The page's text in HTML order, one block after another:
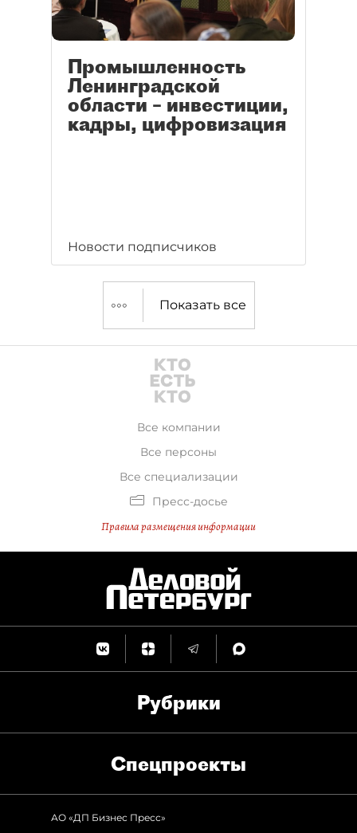
Промышленность
Ленинградской
области – инвестиции,
кадры, цифровизация
Новости подписчиков
Показать все
Все компании
Все персоны
Все специализации
Пресс-досье
Правила размещения информации
Рубрики
Спец­проекты
АО «ДП Бизнес Пресс»